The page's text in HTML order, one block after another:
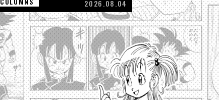
2026.08.04